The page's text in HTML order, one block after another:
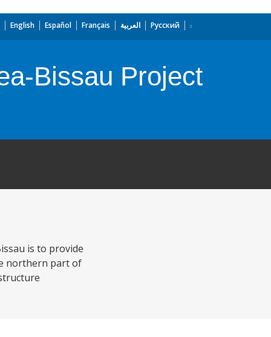
English Español Français العربية Русский
Bissau Project
is to provide
northern part of